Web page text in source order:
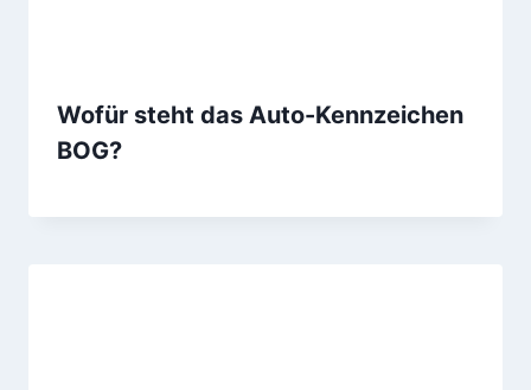
Wofür steht das Auto-Kennzeichen
BOG?